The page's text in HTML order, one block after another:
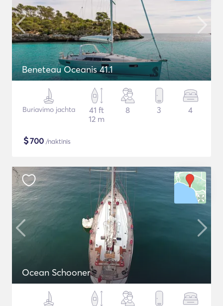
Beneteau Oceanis 41.1
Buriavimo jachta
41 ft
12 m
8 3 4
$700 /naktinis
Ocean Schooner